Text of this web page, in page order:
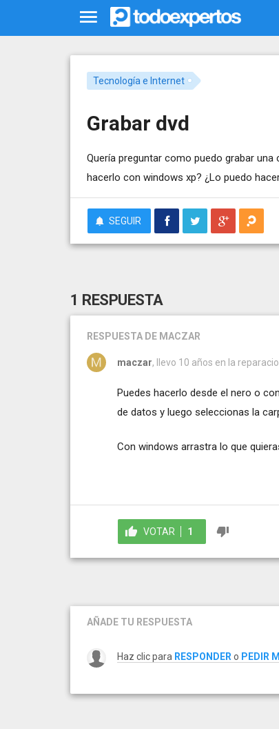
Tecnología e Internet
Grabar dvd
Quería preguntar como puedo grabar
hacerlo con windows xp? ¿Lo puedo
SEGUIR
1 RESPUESTA
RESPUESTA DE MACZAR
maczar, llevo 10 años en la
Puedes hacerlo desde el nero o
de datos y luego seleccionas la
Con windows arrastra lo que
VOTAR 1
AÑADE TU RESPUESTA
Haz clic para RESPONDER o PEDIR